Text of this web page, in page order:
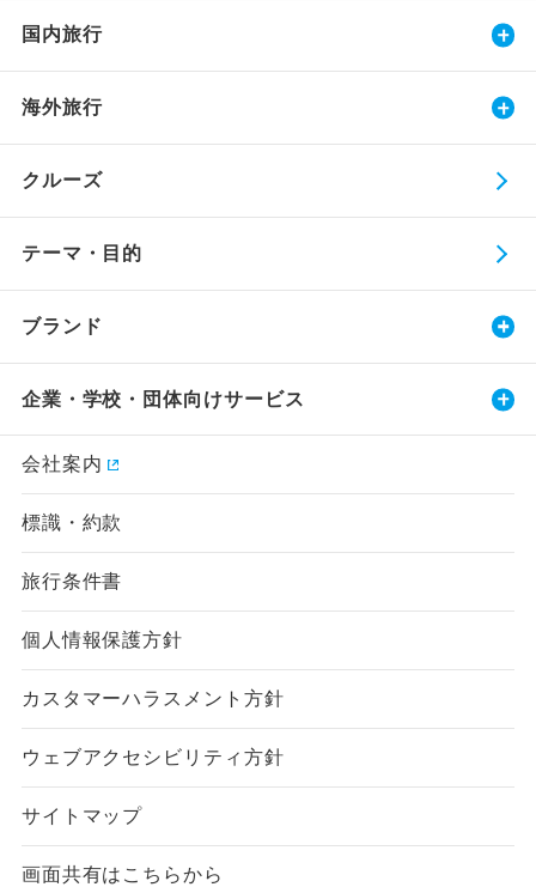
国内旅行
海外旅行
クルーズ
テーマ・目的
ブランド
企業・学校・団体向けサービス
会社案内
標識・約款
旅行条件書
個人情報保護方針
カスタマーハラスメント方針
ウェブアクセシビリティ方針
サイトマップ
画面共有はこちらから